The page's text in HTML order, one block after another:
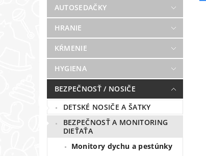
AUTOSEDAČKY
HRANIE
KŔMENIE
HYGIENA
BEZPEČNOSŤ / NOSIČE
DETSKÉ NOSIČE A ŠATKY
BEZPEČNOSŤ A MONITORING
DIEŤAŤA
Monitory dychu a pestúnky